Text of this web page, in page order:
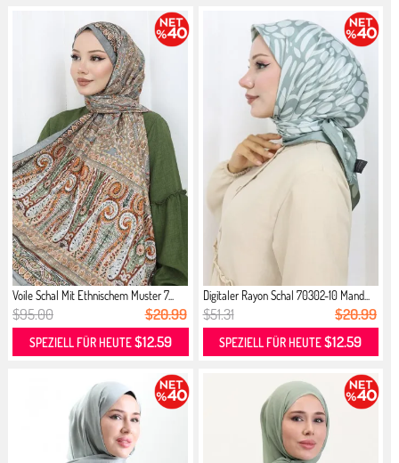
Voile Schal Mit Ethnischem Muster 7...
$95.00 $20.99
SPEZIELL FÜR HEUTE$12.59
Digitaler Rayon Schal 70302-10 Mand...
$51.31 $20.99
SPEZIELL FÜR HEUTE$12.59